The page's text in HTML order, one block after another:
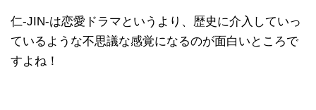
仁-JIN-は恋愛ドラマというより、歴史に介入していっ
ているような不思議な感覚になるのが面白いところで
すよね！